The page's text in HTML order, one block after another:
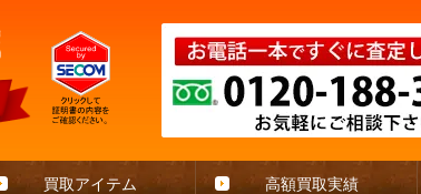
買取アイテム 高額買取実績